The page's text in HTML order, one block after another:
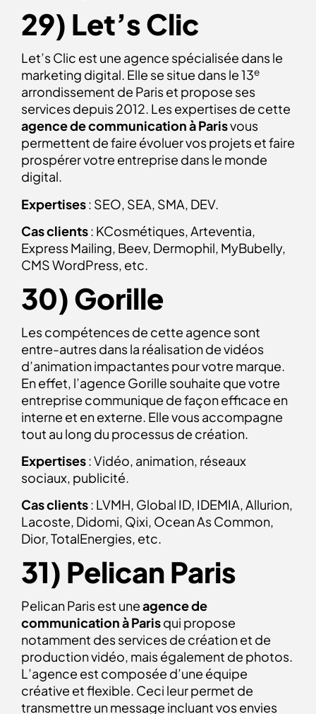
29) Let’s Clic
Let’s Clic est une agence spécialisée dans le
marketing digital. Elle se situe dans le 13e
arrondissement de Paris et propose ses
services depuis 2012. Les expertises de cette
agence de communication à Parisvous
permettent de faire évoluer vos projets et faire
prospérer votre entreprise dans le monde
digital.
Expertises: SEO, SEA, SMA, DEV.
Cas clients: KCosmétiques, Arteventia,
Express Mailing, Beev, Dermophil, MyBubelly,
CMS WordPress, etc.
30) Gorille
Les compétences de cette agence sont
entre-autres dans la réalisation de vidéos
d’animation impactantes pour votre marque.
En effet, l’agence Gorille souhaite que votre
entreprise communique de façon efficace en
interne et en externe. Elle vous accompagne
tout au long du processus de création.
Expertises: Vidéo, animation, réseaux
sociaux, publicité.
Cas clients: LVMH, Global ID, IDEMIA, Allurion,
Lacoste, Didomi, Qixi, Ocean As Common,
Dior, TotalEnergies, etc.
31) Pelican Paris
Pelican Paris est uneagence de
communication à Parisqui propose
notamment des services de création et de
production vidéo, mais également de photos.
L’agence est composée d’une équipe
créative et flexible. Ceci leur permet de
transmettre un message incluant vos envies